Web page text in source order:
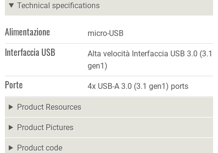
Technical specifications
Alimentazione micro-USB
Interfaccia USB
Alta velocità Interfaccia USB 3.0 (3.1
gen1)
Porte 4x USB-A 3.0 (3.1 gen1) ports
Product Resources
Product Pictures
Product code